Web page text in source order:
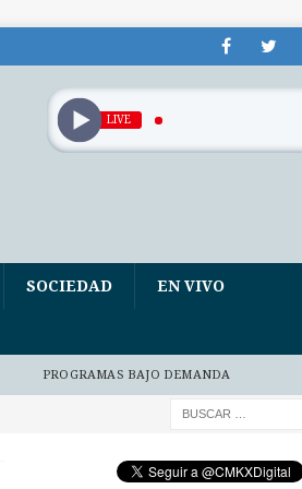
LIVE
SOCIEDAD EN VIVO
PROGRAMAS BAJO DEMANDA